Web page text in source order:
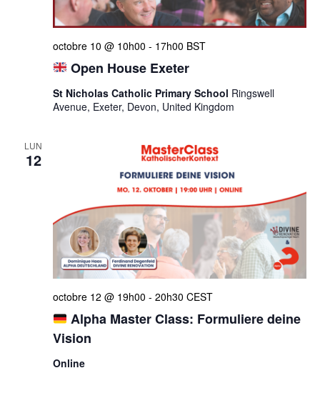
Open House Exeter
octobre 10 @ 10h00 - 17h00 BST
St Nicholas Catholic Primary School Ringswell
Avenue, Exeter, Devon, United Kingdom
LUN
12
Alpha Master Class: Formuliere deine
Vision
octobre 12 @ 19h00 - 20h30 CEST
Online